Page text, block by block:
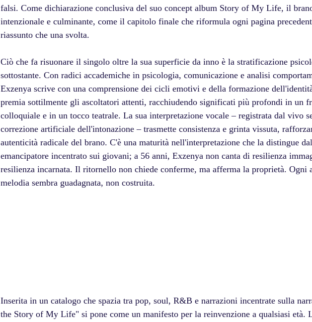
falsi. Come dichiarazione conclusiva del suo concept album Story of My Life, il
intenzionale e culminante, come il capitolo finale che riformula ogni pagina
riassunto che una svolta.
Ciò che fa risuonare il singolo oltre la sua superficie da inno è la stratificazione
sottostante. Con radici accademiche in psicologia, comunicazione e analisi
Exzenya scrive con una comprensione dei cicli emotivi e della formazione
premia sottilmente gli ascoltatori attenti, racchiudendo significati più profondi in un
colloquiale e in un tocco teatrale. La sua interpretazione vocale – registrata dal vivo
correzione artificiale dell'intonazione – trasmette consistenza e grinta vissuta,
autenticità radicale del brano. C'è una maturità nell'interpretazione che la distingue
emancipatore incentrato sui giovani; a 56 anni, Exzenya non canta di resilienza
resilienza incarnata. Il ritornello non chiede conferme, ma afferma la proprietà. Ogni
melodia sembra guadagnata, non costruita.
Inserita in un catalogo che spazia tra pop, soul, R&B e narrazioni incentrate sulla
the Story of My Life" si pone come un manifesto per la reinvenzione a qualsiasi età.